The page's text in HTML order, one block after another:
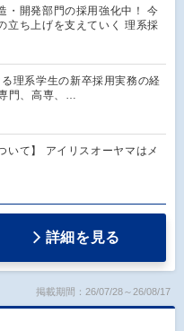
・開発部門の採用強化中！ 今
立ち上げを支えていく 理系採
理系学生の新卒採用実務の経
門、高専、…
いて】 アイリスオーヤマはメ
詳細を見る
掲載期間：26/07/28～26/08/17